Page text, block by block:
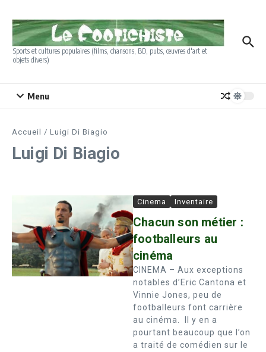
Sports et cultures populaires (films, chansons, BD, pubs, œuvres d'art et
objets divers)
Menu
Accueil / Luigi Di Biagio
Luigi Di Biagio
Cinema Inventaire
Chacun son métier :
footballeurs au
cinéma
CINEMA – Aux exceptions
notables d’Eric Cantona et
Vinnie Jones, peu de
footballeurs font carrière
au cinéma. Il y en a
pourtant beaucoup que l’on
a traité de comédien sur le